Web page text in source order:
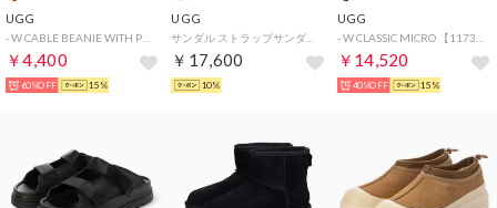
UGG
￥4,400
60%OFF 15%
UGG
￥17,600
10%
UGG
￥14,520
40%OFF 15%